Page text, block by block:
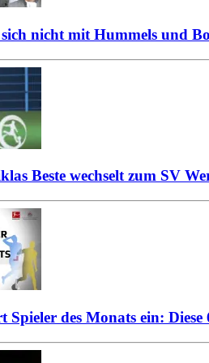
nicht mit Hummels und
Beste wechselt zum SV
Spieler des Monats ein: Diese